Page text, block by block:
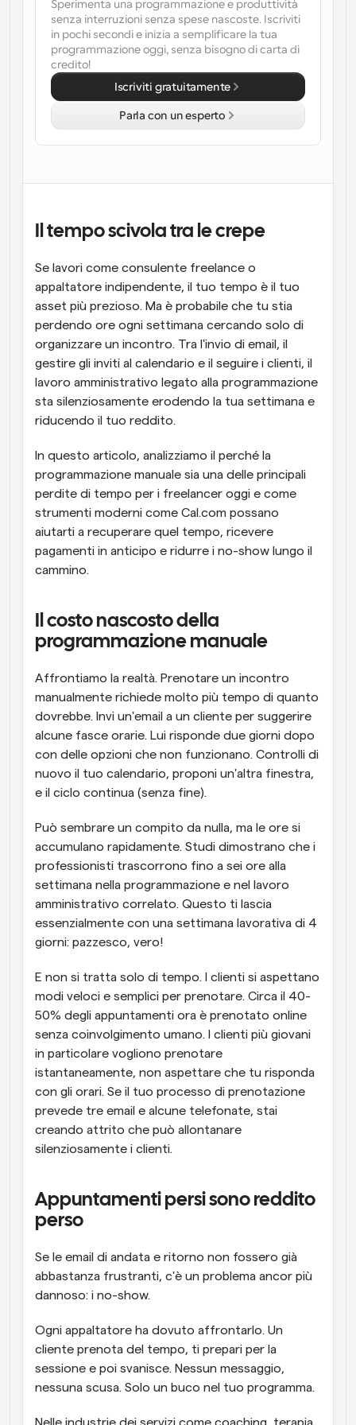
Programmazione potenziata con chiamate
supportate dall'IA
Flussi di lavoro
Automatizzare la pianificazione e i promemoria
Rimani aggiornato con le ultime notizie e aggiornamenti
Ricevi una notifica quando succede qualcosa
Il tempo scivola tra le crepe
Se lavori come consulente freelance o
appaltatore indipendente, il tuo tempo è il tuo
asset più prezioso. Ma è probabile che tu stia
perdendo ore ogni settimana cercando solo di
organizzare un incontro. Tra l'invio di email, il
gestire gli inviti al calendario e il seguire i clienti, il
lavoro amministrativo legato alla programmazione
sta silenziosamente erodendo la tua settimana e
riducendo il tuo reddito.
In questo articolo, analizziamo il perché la
programmazione manuale sia una delle principali
perdite di tempo per i freelancer oggi e come
strumenti moderni come Cal.com possano
aiutarti a recuperare quel tempo, ricevere
pagamenti in anticipo e ridurre i no-show lungo il
cammino.
Il costo nascosto della
programmazione manuale
Affrontiamo la realtà. Prenotare un incontro
manualmente richiede molto più tempo di quanto
dovrebbe. Invi un'email a un cliente per suggerire
alcune fasce orarie. Lui risponde due giorni dopo
con delle opzioni che non funzionano. Controlli di
nuovo il tuo calendario, proponi un'altra finestra,
e il ciclo continua (senza fine).
Può sembrare un compito da nulla, ma le ore si
accumulano rapidamente. Studi dimostrano che i
professionisti trascorrono fino a sei ore alla
settimana nella programmazione e nel lavoro
amministrativo correlato. Questo ti lascia
essenzialmente con una settimana lavorativa di 4
giorni: pazzesco, vero!
E non si tratta solo di tempo. I clienti si aspettano
modi veloci e semplici per prenotare. Circa il 40-
50% degli appuntamenti ora è prenotato online
senza coinvolgimento umano. I clienti più giovani
in particolare vogliono prenotare
istantaneamente, non aspettare che tu risponda
con gli orari. Se il tuo processo di prenotazione
prevede tre email e alcune telefonate, stai
creando attrito che può allontanare
silenziosamente i clienti.
Appuntamenti persi sono reddito
perso
Se le email di andata e ritorno non fossero già
abbastanza frustranti, c'è un problema ancor più
dannoso: i no-show.
Ogni appaltatore ha dovuto affrontarlo. Un
cliente prenota del tempo, ti prepari per la
sessione e poi svanisce. Nessun messaggio,
nessuna scusa. Solo un buco nel tuo programma.
Sperimenta una programmazione e produttività
senza interruzioni senza spese nascoste. Iscriviti
in pochi secondi e inizia a semplificare la tua
programmazione oggi, senza bisogno di carta di
credito!
Iscriviti gratuitamente
Parla con un esperto